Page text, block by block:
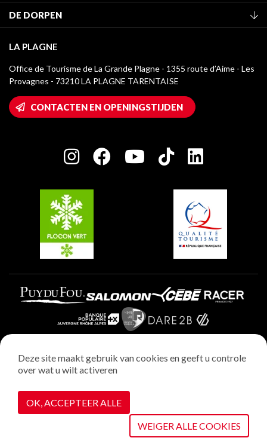
VOIR SUR LA CARTE
Classificatie van de gemeubileerde accommodaties
Verblijfstaks
Mediatheek
La Plagne logo's
Wifi toegang
Huis van de eigenaar
Charter van toegewijde spelers
DE DORPEN
Montchavin - Les Coches
Champagny-en-Vanoise
Plagne 1800
Plagne Villages
Plagne Aime 2000
LA PLAGNE
Office de Tourisme de La Grande Plagne - 1355 route d’Aime - Les
Provagnes - 73210 LA PLAGNE TARENTAISE
CONTACTEN EN OPENINGSTIJDEN
Wettelijke vermeldingen
Privacybeleid
Realisatie : StudioJuillet
Cookiebeheer
Deze site maakt gebruik van cookies en geeft u controle
over wat u wilt activeren
OK, ACCEPTEER ALLE
WEIGER ALLE COOKIES